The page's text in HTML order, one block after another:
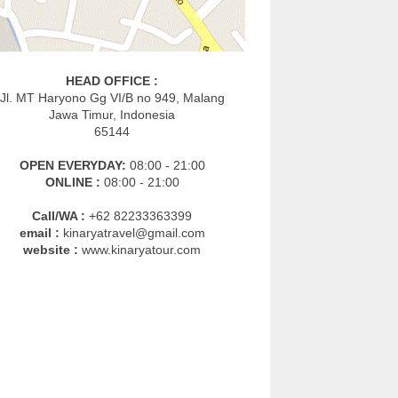
HEAD OFFICE :
Jl. MT Haryono Gg VI/B no 949, Malang
Jawa Timur, Indonesia
65144
OPEN EVERYDAY: 08:00 - 21:00
ONLINE : 08:00 - 21:00
Call/WA : +62 82233363399
email : kinaryatravel@gmail.com
website : www.kinaryatour.com